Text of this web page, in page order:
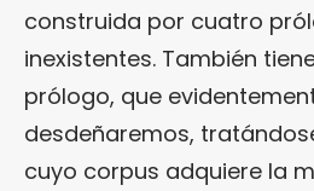
construida por cuatro
inexistentes. También
prólogo, que
desdeñaremos,
cuyo corpus adquiere la